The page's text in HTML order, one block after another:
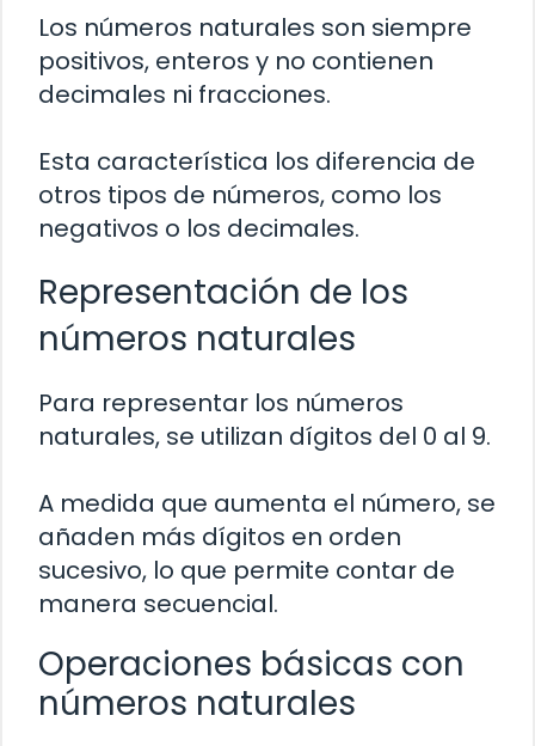
Los números naturales son siempre
positivos, enteros y no contienen
decimales ni fracciones.
Esta característica los diferencia de
otros tipos de números, como los
negativos o los decimales.
Representación de los
números naturales
Para representar los números
naturales, se utilizan dígitos del 0 al 9.
A medida que aumenta el número, se
añaden más dígitos en orden
sucesivo, lo que permite contar de
manera secuencial.
Operaciones básicas con
números naturales